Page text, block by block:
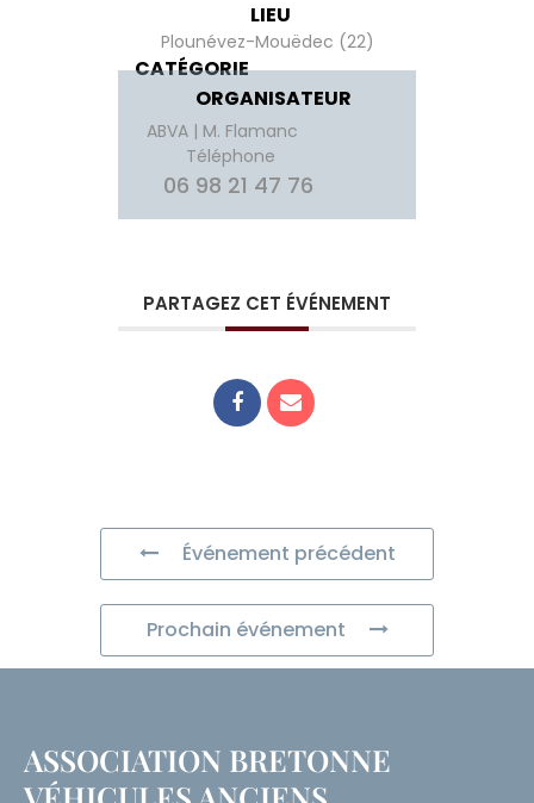
LIEU
Plounévez-Mouëdec (22)
CATÉGORIE
ORGANISATEUR
ABVA | M. Flamanc
Téléphone
06 98 21 47 76
PARTAGEZ CET ÉVÉNEMENT
Événement précédent
Prochain événement
ASSOCIATION BRETONNE